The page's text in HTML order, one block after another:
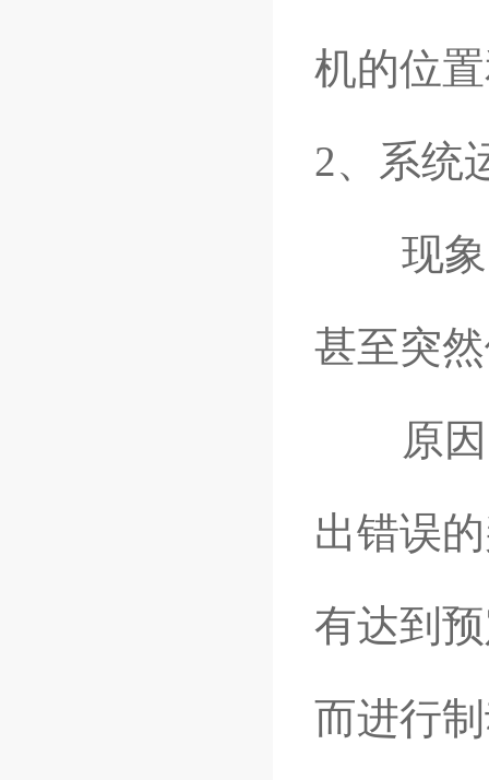
机的位
2、系统
现象：
甚至突
原因：
出错误
有达到
而进行